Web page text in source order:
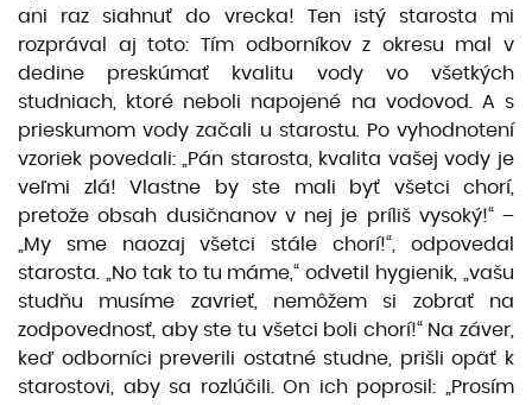
ani raz siahnuť do vrecka! Ten istý starosta mi
rozprával aj toto: Tím odborníkov z okresu mal v
dedine preskúmať kvalitu vody vo všetkých
studniach, ktoré neboli napojené na vodovod. A s
prieskumom vody začali u starostu. Po vyhodnotení
vzoriek povedali: „Pán starosta, kvalita vašej vody je
veľmi zlá! Vlastne by ste mali byť všetci chorí,
pretože obsah dusičnanov v nej je príliš vysoký!“ –
„My sme naozaj všetci stále chorí!“, odpovedal
starosta. „No tak to tu máme,“ odvetil hygienik, „vašu
studňu musíme zavrieť, nemôžem si zobrať na
zodpovednosť, aby ste tu všetci boli chorí!“ Na záver,
keď odborníci preverili ostatné studne, prišli opäť k
starostovi, aby sa rozlúčili. On ich poprosil: „Prosím